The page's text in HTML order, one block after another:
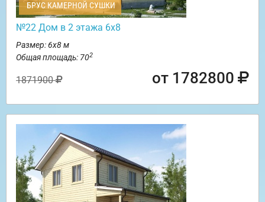
БРУС КАМЕРНОЙ СУШКИ
№22 Дом в 2 этажа 6х8
Размер: 6х8 м
Общая площадь: 702
1871900 от 1782800